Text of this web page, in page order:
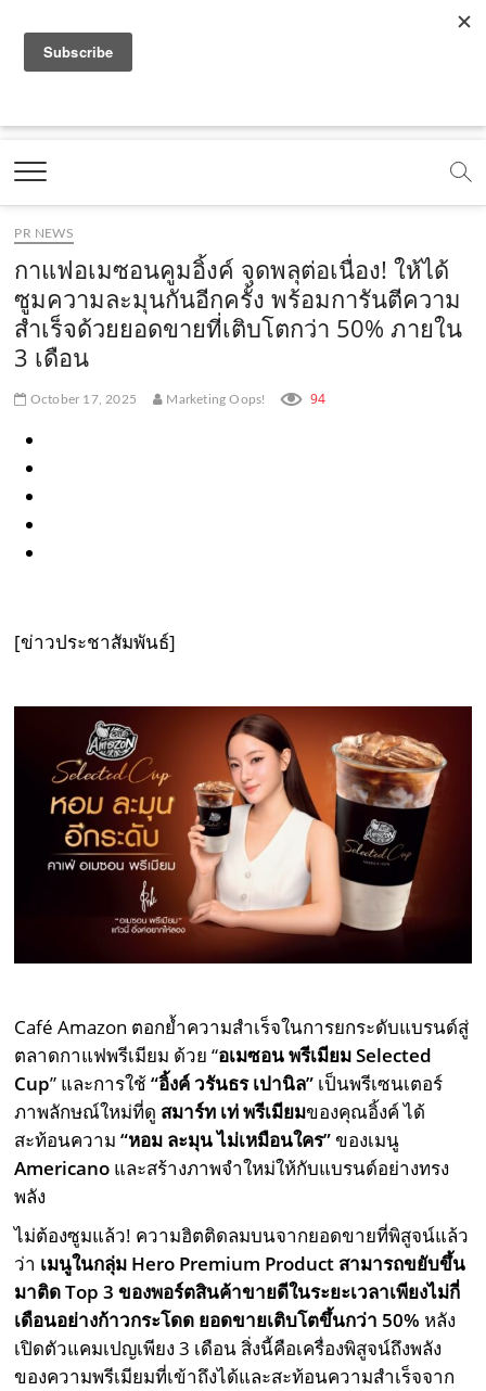
a
e
b
o
o
k
.
c
o
o
t
b
.
c
o
m
.
o
e
m
t
g
a
m
c
t
k
.
c
o
Marketing Oops!
DIGITAL | CREATIVE | ADVERTISING | CAMPAIGN |
PR NEWS
กาแฟอเมซอนคูมอิ้งค์ จุดพลุต่อเนื่อง! ให้ได้
ซูมความละมุนกันอีกครั้ง พร้อมการันตีความ
สำเร็จด้วยยอดขายที่เติบโตกว่า 50% ภายใน
3 เดือน
October 17, 2025 Marketing Oops! 94
[ข่าวประชาสัมพันธ์]
Café Amazon ตอกย้ำความสำเร็จในการยกระดับแบรนด์สู่
ตลาดกาแฟพรีเมียม ด้วย “อเมซอน พรีเมียมSelected
Cup” และการใช้“อิ้งค์ วรันธร เปานิล” เป็นพรีเซนเตอร์
ภาพลักษณ์ใหม่ที่ดู สมาร์ท เท่ พรีเมียมของคุณอิ้งค์ ได้
สะท้อนความ“หอม ละมุน ไม่เหมือนใคร”ของเมนู
Americano และสร้างภาพจำใหม่ให้กับแบรนด์อย่างทรง
พลัง
ไม่ต้องซูมแล้ว! ความฮิตติดลมบนจากยอดขายที่พิสูจน์แล้ว
ว่า เมนูในกลุ่ม Hero Premium Product สามารถขยับขึ้น
มาติดTop 3ของพอร์ตสินค้าขายดีในระยะเวลาเพียงไม่กี่
เดือนอย่างก้าวกระโดด ยอดขายเติบโตขึ้นกว่า 50% หลัง
เปิดตัวแคมเปญเพียง 3 เดือน สิ่งนี้คือเครื่องพิสูจน์ถึงพลัง
ของความพรีเมียมที่เข้าถึงได้และสะท้อนความสำเร็จจาก